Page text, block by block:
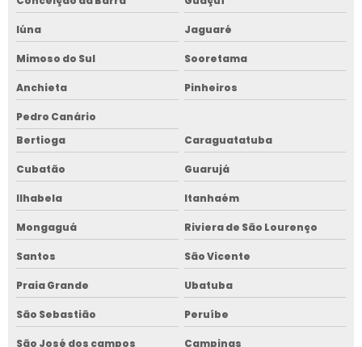
Iúna Jaguaré
Mimoso do Sul Sooretama
Anchieta Pinheiros
Pedro Canário
Bertioga
Caraguatatuba
Cubatão Guarujá
Ilhabela Itanhaém
Mongaguá Riviera de São Lourenço
Santos São Vicente
Praia Grande Ubatuba
São Sebastião Peruíbe
São José dos campos Campinas